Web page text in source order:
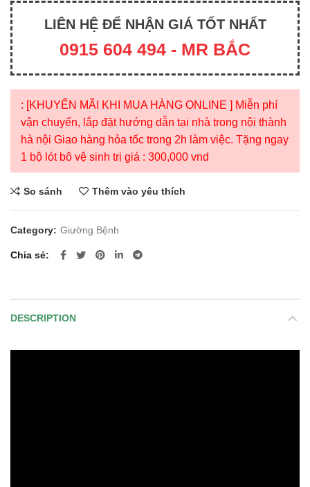
LIÊN HỆ ĐỂ NHẬN GIÁ TỐT NHẤT
0915 604 494 - MR BẮC
: [KHUYẾN MÃI KHI MUA HÀNG ONLINE ] Miễn phí
vận chuyển, lắp đặt hướng dẫn tại nhà trong nội thành
hà nội Giao hàng hỏa tốc trong 2h làm việc. Tặng ngay
1 bộ lót bô vệ sinh trị giá : 300,000 vnd
So sánh Thêm vào yêu thích
Category: Giường Bệnh
Chia sẻ
DESCRIPTION